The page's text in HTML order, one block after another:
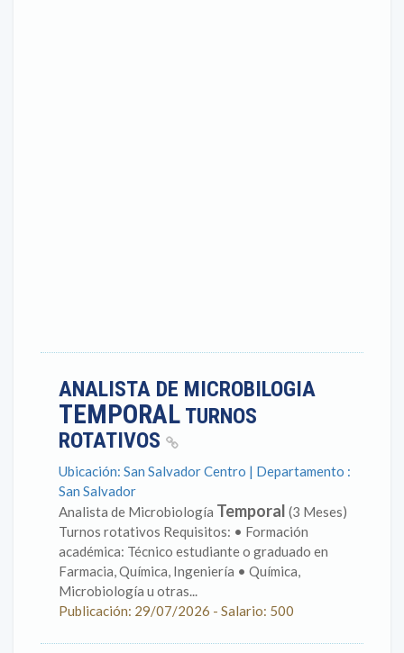
ANALISTA DE MICROBILOGIA
TEMPORAL TURNOS
ROTATIVOS
Ubicación: San Salvador Centro | Departamento :
San Salvador
Analista de Microbiología Temporal (3 Meses)
Turnos rotativos Requisitos: • Formación
académica: Técnico estudiante o graduado en
Farmacia, Química, Ingeniería • Química,
Microbiología u otras...
Publicación: 29/07/2026 - Salario: 500